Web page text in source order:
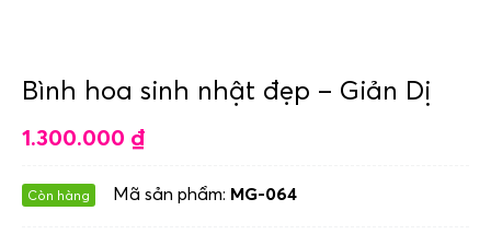
Bình hoa sinh nhật đẹp – Giản Dị
1.300.000 ₫
Còn hàng Mã sản phẩm: MG-064